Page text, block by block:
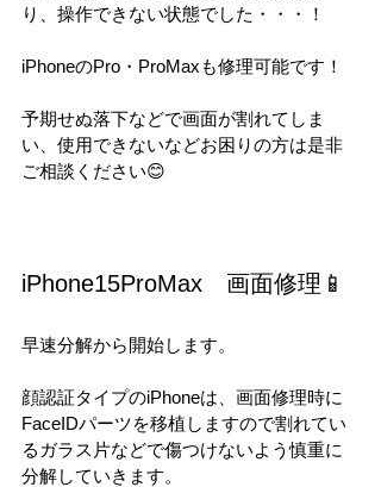
り、操作できない状態でした・・・！
iPhoneのPro・ProMaxも修理可能です！
予期せぬ落下などで画面が割れてしま
い、使用できないなどお困りの方は是非
ご相談ください😊
iPhone15ProMax　画面修理📱
早速分解から開始します。
顔認証タイプのiPhoneは、画面修理時に
FaceIDパーツを移植しますので割れてい
るガラス片などで傷つけないよう慎重に
分解していきます。